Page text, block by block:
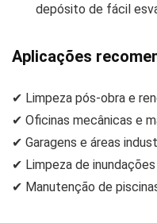
depósito de fácil
Aplicações
✔ Limpeza pós-obra e
✔ Oficinas mecânicas e
✔ Garagens e áreas
✔ Limpeza de
✔ Manutenção de